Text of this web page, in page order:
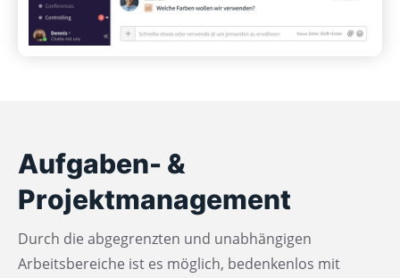
Aufgaben- &
Projektmanagement
Durch die abgegrenzten und unabhängigen
Arbeitsbereiche ist es möglich, bedenkenlos mit